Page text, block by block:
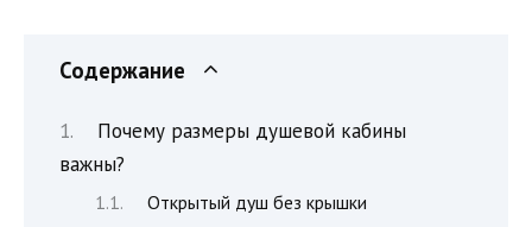
Содержание
Почему размеры душевой кабины
важны?
Открытый душ без крышки